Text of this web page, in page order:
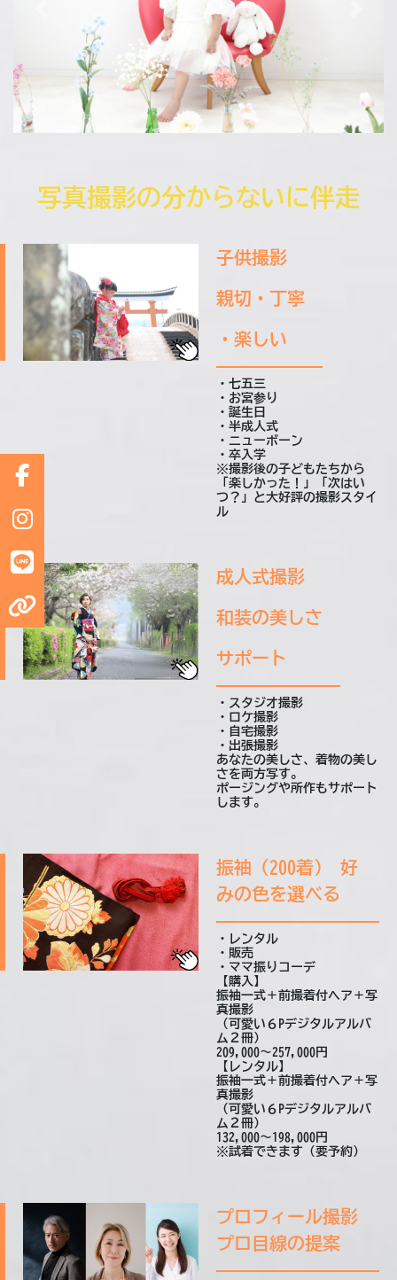
Previous
写真撮影の分からないに伴走
子供撮影
親切・丁寧
・楽しい
・七五三
・お宮参り
・誕生日
・半成人式
・ニューボーン
・卒入学
※撮影後の子どもたちから
「楽しかった！」「次はい
つ？」と大好評の撮影スタイ
ル
成人式撮影
和装の美しさ
サポート
・スタジオ撮影
・ロケ撮影
・自宅撮影
・出張撮影
あなたの美しさ、着物の美し
さを両方写す。
ポージングや所作もサポート
します。
振袖（200着） 好
みの色を選べる
・レンタル
・販売
・ママ振りコーデ
【購入】
振袖一式＋前撮着付ヘア＋写
真撮影
（可愛い６Pデジタルアルバ
ム２冊）
209,000～257,000円
【レンタル】
振袖一式＋前撮着付ヘア＋写
真撮影
（可愛い６Pデジタルアルバ
ム２冊）
132,000～198,000円
※試着できます（要予約）
プロフィール撮影
プロ目線の提案